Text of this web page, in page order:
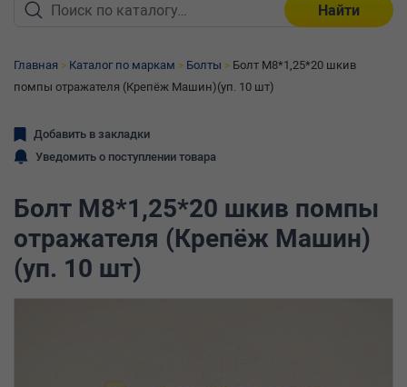
Найти
Главная Каталог по маркам Болты
Болт М8*1,25*20 шкив
помпы отражателя (Крепёж Машин)(уп. 10 шт)
Добавить в закладки
Уведомить о поступлении товара
Болт М8*1,25*20 шкив помпы
отражателя (Крепёж Машин)
(уп. 10 шт)